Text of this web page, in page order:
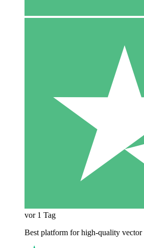
vor 1 Tag
Best platform for high-quality vector